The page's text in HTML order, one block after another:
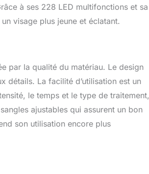
à ses 228 LED multifonctions et sa
visage plus jeune et éclatant.
par la qualité du matériau. Le design
détails. La facilité d’utilisation est un
le temps et le type de traitement,
ajustables qui assurent un bon
son utilisation encore plus